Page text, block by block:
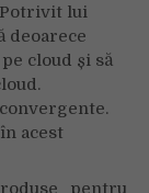
Potrivit lui
deoarece
cloud și să
acest
pentru